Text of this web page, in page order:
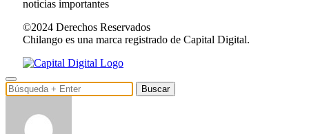
noticias importantes
©2024 Derechos Reservados
Chilango es una marca registrado de Capital Digital.
Buscar